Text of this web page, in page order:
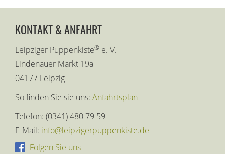
KONTAKT & ANFAHRT
Leipziger Puppenkiste® e. V.
Lindenauer Markt 19a
04177 Leipzig
So finden Sie sie uns: Anfahrtsplan
Telefon: (0341) 480 79 59
E-Mail: info@leipzigerpuppenkiste.de
Folgen Sie uns